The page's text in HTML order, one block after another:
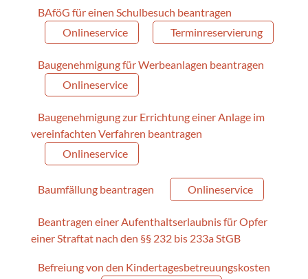
BAföG für einen Schulbesuch beantragen
Onlineservice
Terminreservierung
Baugenehmigung für Werbeanlagen beantragen
Onlineservice
Baugenehmigung zur Errichtung einer Anlage im
vereinfachten Verfahren beantragen
Onlineservice
Baumfällung beantragen Onlineservice
Beantragen einer Aufenthaltserlaubnis für Opfer
einer Straftat nach den §§ 232 bis 233a StGB
Befreiung von den Kindertagesbetreuungskosten